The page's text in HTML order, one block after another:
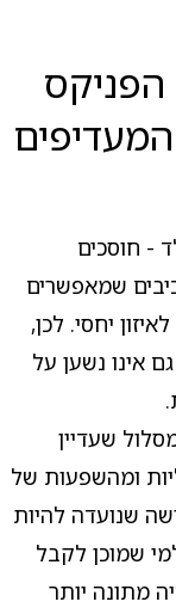
- חוסכים
שמאפשרים
יחסי. לכן,
אינו נשען על
שעדיין
ומהשפעות של
שנועדה להיות
שמוכן לקבל
מתונה יותר